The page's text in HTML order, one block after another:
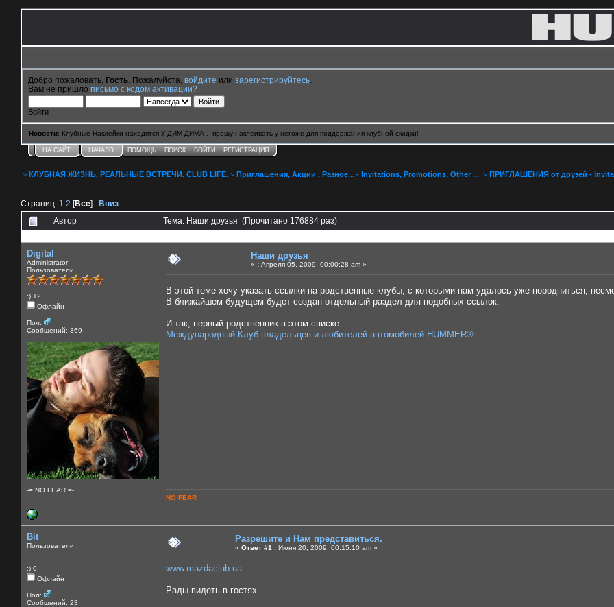
Добро пожаловать, Гость . Пожалуйста, войдите или зарегистрируйтесь
Вам не пришло письмо с кодом активации?
Войти
Новости: Клубные Наклейки находятся У ДИМ ДИМА . прошу наклеивать у негоже для поддержания клубной скидки!
НА САЙТ НАЧАЛО ПОМОЩЬ ПОИСК ВОЙТИ РЕГИСТРАЦИЯ
> КЛУБНАЯ ЖИЗНЬ, РЕАЛЬНЫЕ ВСТРЕЧИ. CLUB LIFE. > Приглашения, Акции , Разное... - Invitations, Promotions, Other ... > ПРИГЛАШЕНИЯ от друзей -
Страниц: 1 2 [Все] Вниз
Автор Тема: Наши друзья (Прочитано 176884 раз)
Digital
Administrator
Пользователи
:) 12
Офлайн
Пол:
Сообщений: 369
-= NO FEAR =-
Наши друзья
« : Апреля 05, 2009, 00:00:28 am »
В этой теме хочу указать ссылки на родственные клубы, с которыми нам удалось уже породниться,
В ближайшем будущем будет создан отдельный раздел для подобных ссылок.
И так, первый родственник в этом списке:
Международный Клуб владельцев и любителей автомобилей HUMMER®
NO FEAR
Bit
Пользователи
:) 0
Офлайн
Пол:
Сообщений: 23
Разрешите и Нам представиться.
« Ответ #1 : Июня 20, 2009, 00:15:10 am »
www.mazdaclub.ua
Рады видеть в гостях.